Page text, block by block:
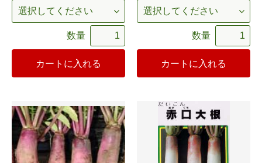
数量
カートに入れる
数量
カートに入れる